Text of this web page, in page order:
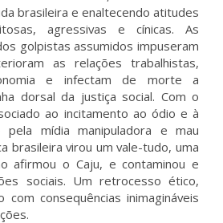
brasileira e enaltecendo atitudes
agressivas e cínicas. As
golpistas assumidos impuseram
as relações trabalhistas,
e infectam de morte a
dorsal da justiça social. Com o
ao incitamento ao ódio e à
pela mídia manipuladora e mau
brasileira virou um vale-tudo, uma
afirmou o Caju, e contaminou e
sociais. Um retrocesso ético,
com consequências inimagináveis